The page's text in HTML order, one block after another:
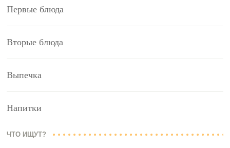
Первые блюда
Вторые блюда
Выпечка
Напитки
ЧТО ИЩУТ?